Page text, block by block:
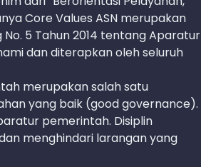
Core Values ASN merupakan
5 Tahun 2014 tentang Aparatur
dan diterapkan oleh seluruh
merupakan salah satu
yang baik (good governance).
pemerintah. Disiplin
menghindari larangan yang